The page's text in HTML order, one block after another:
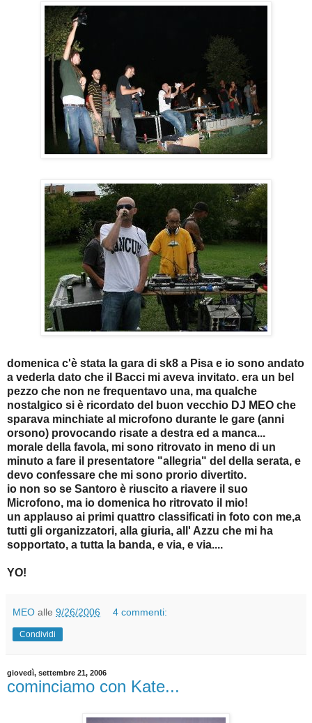
domenica c'è stata la gara di sk8 a Pisa e io sono andato
a vederla dato che il Bacci mi aveva invitato. era un bel
pezzo che non ne frequentavo una, ma qualche
nostalgico si è ricordato del buon vecchio DJ MEO che
sparava minchiate al microfono durante le gare (anni
orsono) provocando risate a destra ed a manca...
morale della favola, mi sono ritrovato in meno di un
minuto a fare il presentatore "allegria" del della serata, e
devo confessare che mi sono prorio divertito.
io non so se Santoro è riuscito a riavere il suo
Microfono, ma io domenica ho ritrovato il mio!
un applauso ai primi quattro classificati in foto con me,a
tutti gli organizzatori, alla giuria, all' Azzu che mi ha
sopportato, a tutta la banda, e via, e via....
YO!
MEO alle 9/26/2006 4 commenti:
Condividi
giovedì, settembre 21, 2006
cominciamo con Kate...